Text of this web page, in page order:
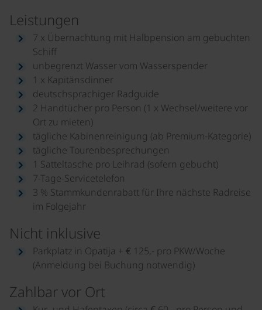
Leistungen
7 x Übernachtung mit Halbpension am gebuchten
Schiff
unbegrenzt Wasser vom Wasserspender
1 x Kapitänsdinner
deutschsprachiger Radguide
2 Handtücher pro Person (1 x Wechsel/weitere vor
Ort zu mieten)
tägliche Kabinenreinigung (ab Premium-Kategorie)
tägliche Tourenbesprechungen
1 Satteltasche pro Leihrad (sofern gebucht)
7-Tage-Servicetelefon
3 % Stammkundenrabatt für Ihre nächste Radreise
im Folgejahr
Nicht inklusive
Parkplatz in Opatija + € 125,- pro PKW/Woche
(Anmeldung bei Buchung notwendig)
Zahlbar vor Ort